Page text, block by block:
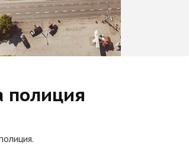
полиция